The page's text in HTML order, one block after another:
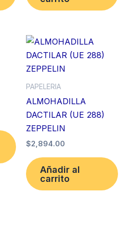
PAPELERIA
ALMOHADILLA
DACTILAR (UE 288)
ZEPPELIN
$2,894.00
Añadir al
carrito